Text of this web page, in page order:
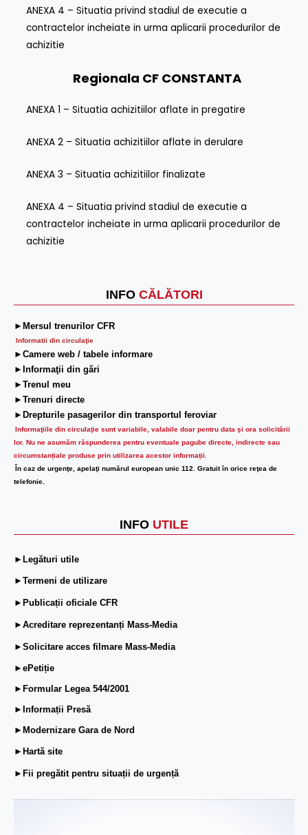
INFO CĂLĂTORI
►Mersul trenurilor CFR
Informatii din circulaţie
►Camere web / tabele informare
►Informaţii din gări
►Trenul meu
►Trenuri directe
►Drepturile pasagerilor din transportul feroviar
Informaţiile din circulaţie sunt variabile, valabile doar pentru data şi ora solicitării
lor. Nu ne asumăm răspunderea pentru eventuale pagube directe, indirecte sau
circumstanțiale produse prin utilizarea acestor informații.
În caz de urgenţe, apelaţi numărul european unic 112. Gratuit în orice reţea de
telefonie.
INFO UTILE
►Legături utile
►Termeni de utilizare
►Publicații oficiale CFR
►Acreditare reprezentanți Mass-Media
►Solicitare acces filmare Mass-Media
►ePetiție
►Formular Legea 544/2001
►Informații Presă
►Modernizare Gara de Nord
►Hartă site
►Fii pregătit pentru situații de urgență
ANEXA 4 – Situatia privind stadiul de executie a
contractelor incheiate in urma aplicarii procedurilor de
achizitie
Regionala CFCONSTANTA
ANEXA 1 – Situatia achizitiilor aflate in pregatire
ANEXA 2 – Situatia achizitiilor aflate in derulare
ANEXA 3 – Situatia achizitiilor finalizate
ANEXA 4 – Situatia privind stadiul de executie a
contractelor incheiate in urma aplicarii procedurilor de
achizitie